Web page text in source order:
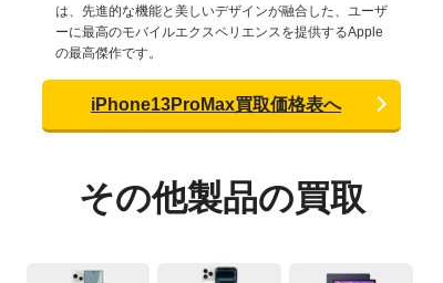
は、先進的な機能と美しいデザインが融合した、ユーザ
ーに最高のモバイルエクスペリエンスを提供するApple
の最高傑作です。
iPhone13ProMax買取価格表へ
その他製品の買取